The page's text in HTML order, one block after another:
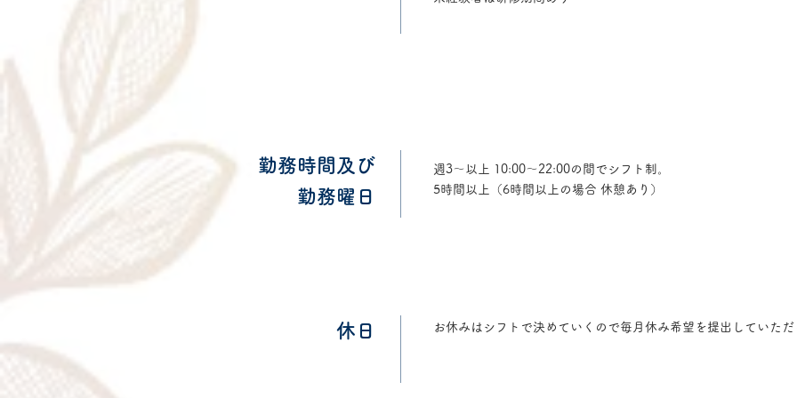
勤務時間及び
勤務曜日
週3～以上 10:00～22:00の間でシフト制。
5時間以上（6時間以上の場合 休憩あり）
休日 お休みはシフトで決めていくので毎月休み希望を提出していた